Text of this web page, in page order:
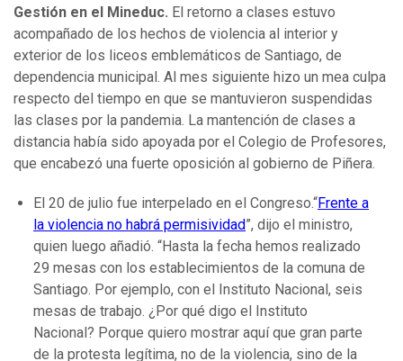
Gestión en el Mineduc. El retorno a clases estuvo
acompañado de los hechos de violencia al interior y
exterior de los liceos emblemáticos de Santiago, de
dependencia municipal. Al mes siguiente hizo un mea culpa
respecto del tiempo en que se mantuvieron suspendidas
las clases por la pandemia. La mantención de clases a
distancia había sido apoyada por el Colegio de Profesores,
que encabezó una fuerte oposición al gobierno de Piñera.
El 20 de julio fue interpelado en el Congreso.“Frente a
la violencia no habrá permisividad”, dijo el ministro,
quien luego añadió. “Hasta la fecha hemos realizado
29 mesas con los establecimientos de la comuna de
Santiago. Por ejemplo, con el Instituto Nacional, seis
mesas de trabajo. ¿Por qué digo el Instituto
Nacional? Porque quiero mostrar aquí que gran parte
de la protesta legítima, no de la violencia, sino de la